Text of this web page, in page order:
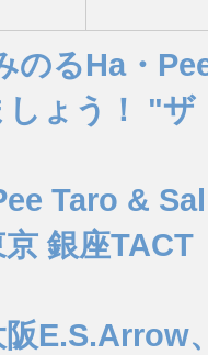
のるHa・
ょう！ "
Taro &
京 銀座
阪E.S.Arrow